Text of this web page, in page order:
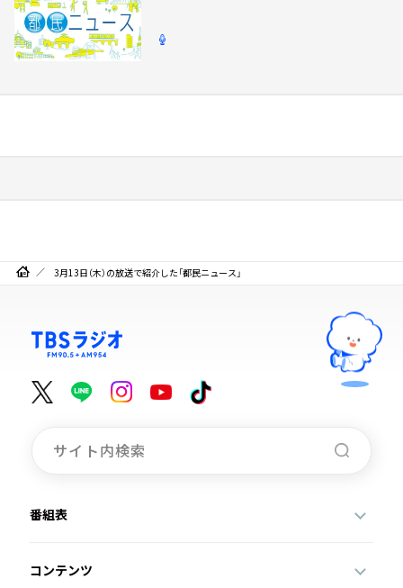
3月13日（木）の放送で紹介した「都民ニュース」
番組表
コンテンツ